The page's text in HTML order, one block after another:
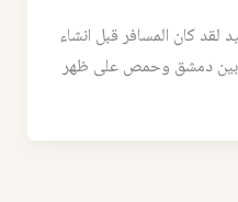
كان المسافر قبل انشاء
بين دمشق وحمص على ظهر